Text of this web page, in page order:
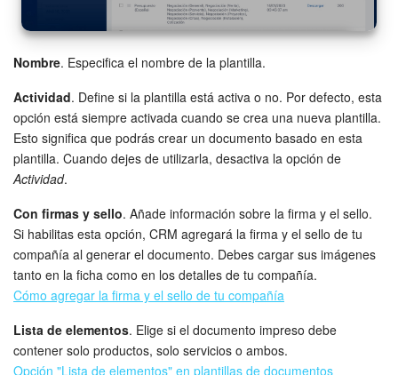
Actualización de los artículos (archivo)
EMPEZAR GRATIS
INICIAR SESIÓN
Nombre. Especifica el nombre de la plantilla.
Actividad. Define si la plantilla está activa o no. Por defecto, esta
opción está siempre activada cuando se crea una nueva plantilla.
Esto significa que podrás crear un documento basado en esta
plantilla. Cuando dejes de utilizarla, desactiva la opción de
Actividad.
Con firmas y sello. Añade información sobre la firma y el sello.
Si habilitas esta opción, CRM agregará la firma y el sello de tu
compañía al generar el documento. Debes cargar sus imágenes
tanto en la ficha como en los detalles de tu compañía.
Cómo agregar la firma y el sello de tu compañía
Lista de elementos. Elige si el documento impreso debe
contener solo productos, solo servicios o ambos.
Opción "Lista de elementos" en plantillas de documentos